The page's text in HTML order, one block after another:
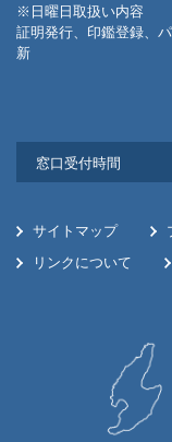
※日曜日取扱い内容
証明発行、印鑑登録、
新
窓口受付時間
サイトマップ
リンクについて